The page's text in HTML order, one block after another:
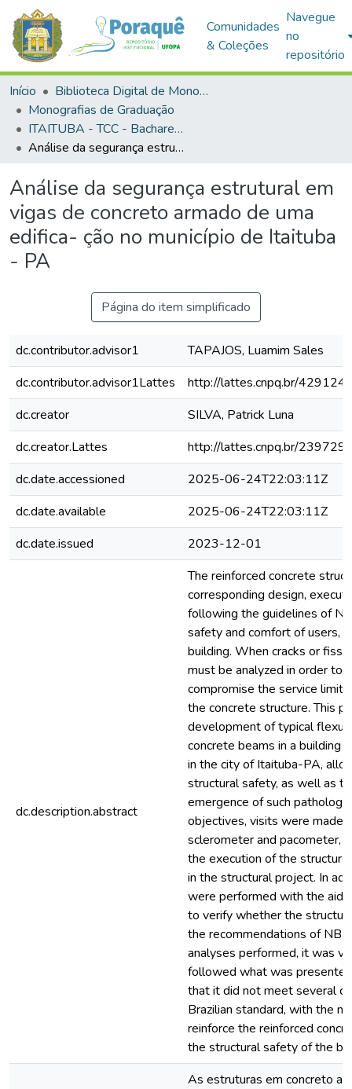
Comunidades
& Coleções
Navegue
no
repositório
Início
Biblioteca Digital de Monografias (BDM)
Monografias de Graduação
ITAITUBA - TCC - Bacharelado em Engenharia Civil
Análise da segurança estrutural em vigas de concreto armado de uma edifica- ção no município de Itaituba - PA
Análise da segurança estrutural em
vigas de concreto armado de uma
edifica- ção no município de Itaituba
- PA
Página do item simplificado
dc.contributor.advisor1
TAPAJOS, Luamim Sales
dc.contributor.advisor1Lattes
http://lattes.cnpq.br/
dc.creator
SILVA, Patrick Luna
dc.creator.Lattes
http://lattes.cnpq.br/
dc.date.accessioned
2025-06-24T22:03:11Z
dc.date.available
2025-06-24T22:03:11Z
dc.date.issued
2023-12-01
dc.description.abstract
The reinforced concrete
corresponding design,
following the guidelines of
safety and comfort of users,
building. When cracks or
must be analyzed in order to
compromise the service
the concrete structure. This
development of typical
concrete beams in a building
in the city of Itaituba-PA,
structural safety, as well as
emergence of such
objectives, visits were made
sclerometer and pacometer,
the execution of the
in the structural project. In
were performed with the aid
to verify whether the
the recommendations of
analyses performed, it was
followed what was
that it did not meet several
Brazilian standard, with the
reinforce the reinforced
the structural safety of the
As estruturas em concreto